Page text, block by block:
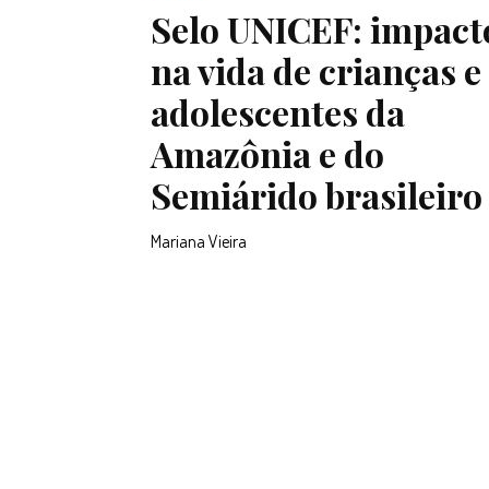
Selo UNICEF:
na vida de crianças e
adolescentes da
Amazônia e do
Semiárido brasileiro
Mariana Vieira